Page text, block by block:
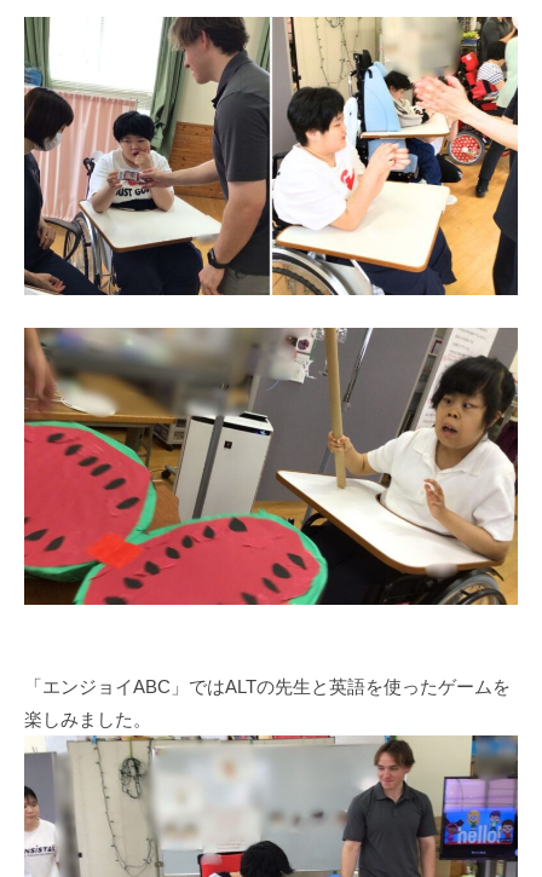
「エンジョイABC」ではALTの先生と英語を使ったゲームを
楽しみました。